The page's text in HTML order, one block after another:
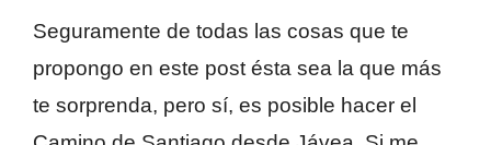
Seguramente de todas las cosas que te
propongo en este post ésta sea la que más
te sorprenda, pero sí, es posible hacer el